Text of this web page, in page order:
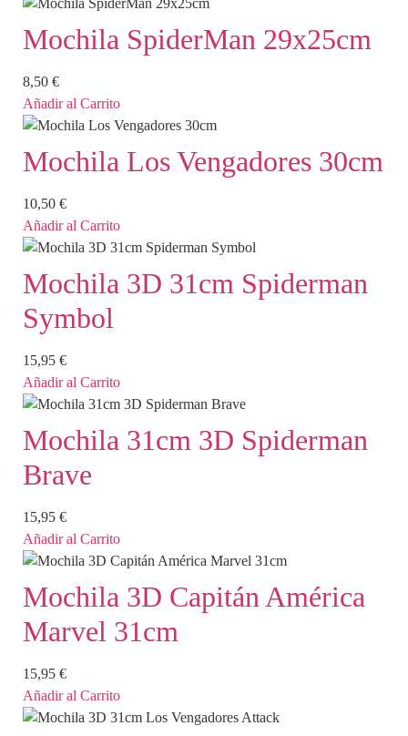
Mochila SpiderMan 29x25cm
8,50 €
Añadir al Carrito
Mochila Los Vengadores 30cm
10,50 €
Añadir al Carrito
Mochila 3D 31cm Spiderman
Symbol
15,95 €
Añadir al Carrito
Mochila 31cm 3D Spiderman
Brave
15,95 €
Añadir al Carrito
Mochila 3D Capitán América
Marvel 31cm
15,95 €
Añadir al Carrito